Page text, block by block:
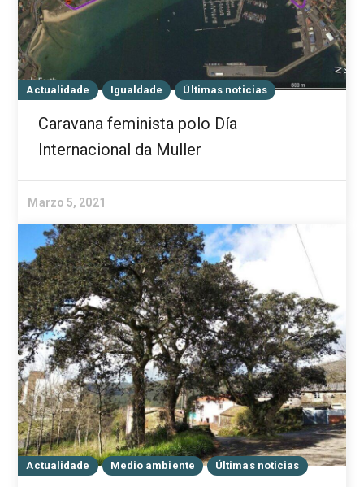
Actualidade Igualdade Últimas noticias
Caravana feminista polo Día
Internacional da Muller
Marzo 5, 2021
Actualidade Medio ambiente Últimas noticias